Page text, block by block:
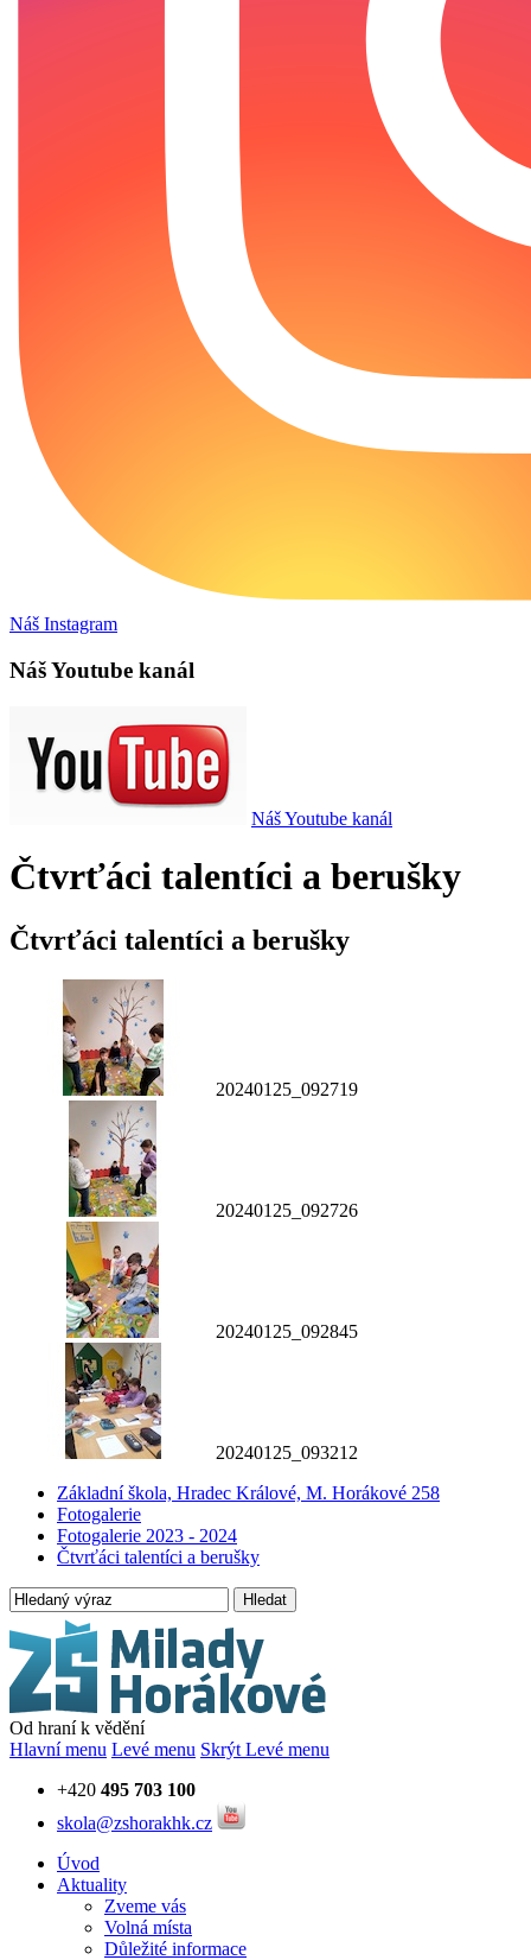
Náš Instagram
Náš Youtube kanál
Náš Youtube kanál
Čtvrťáci talentíci a berušky
Čtvrťáci talentíci a berušky
20240125_092719
20240125_092726
20240125_092845
20240125_093212
Základní škola, Hradec Králové, M. Horákové 258
Fotogalerie
Fotogalerie 2023 - 2024
Čtvrťáci talentíci a berušky
Hledat
Od hraní k vědění
Hlavní menu Levé menu Skrýt Levé menu
+420 495 703 100
skola@zshorakhk.cz
Úvod
Aktuality
Zveme vás
Volná místa
Důležité informace